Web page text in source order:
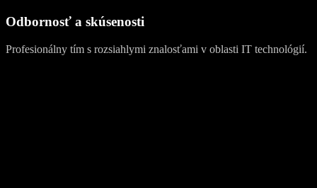
Odbornosť a skúsenosti
Profesionálny tím s rozsiahlymi znalosťami v oblasti IT technológií.